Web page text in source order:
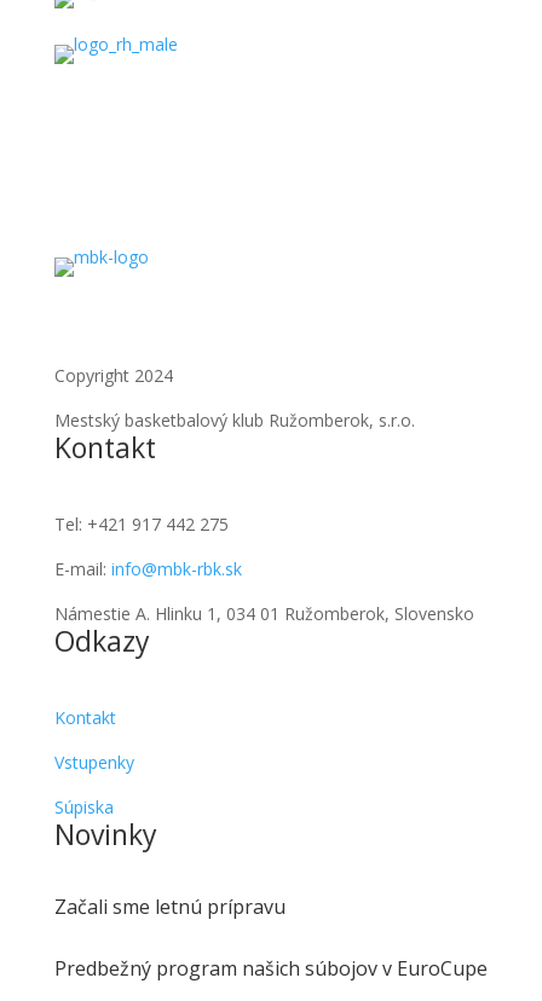
Copyright 2024
Mestský basketbalový klub Ružomberok, s.r.o.
Kontakt
Tel: +421 917 442 275
E-mail: info@mbk-rbk.sk
Námestie A. Hlinku 1, 034 01 Ružomberok, Slovensko
Odkazy
Kontakt
Vstupenky
Súpiska
Novinky
Začali sme letnú prípravu
Predbežný program našich súbojov v EuroCupe